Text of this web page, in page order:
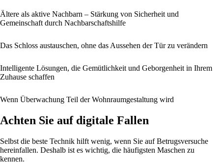
Ältere als aktive Nachbarn – Stärkung von Sicherheit und
Gemeinschaft durch Nachbarschaftshilfe
Das Schloss austauschen, ohne das Aussehen der Tür zu verändern
Intelligente Lösungen, die Gemütlichkeit und Geborgenheit in Ihrem
Zuhause schaffen
Wenn Überwachung Teil der Wohnraumgestaltung wird
Achten Sie auf digitale Fallen
Selbst die beste Technik hilft wenig, wenn Sie auf Betrugsversuche
hereinfallen. Deshalb ist es wichtig, die häufigsten Maschen zu
kennen.